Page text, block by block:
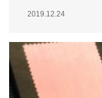
2019.12.24